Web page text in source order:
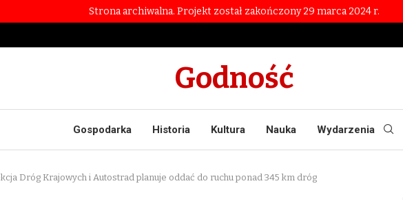
Strona archiwalna. Projekt został zakończony 29 marca 2024 r.
Godność
Gospodarka Historia Kultura Nauka Wydarzenia
Dróg Krajowych i Autostrad planuje oddać do ruchu ponad 345 km dróg